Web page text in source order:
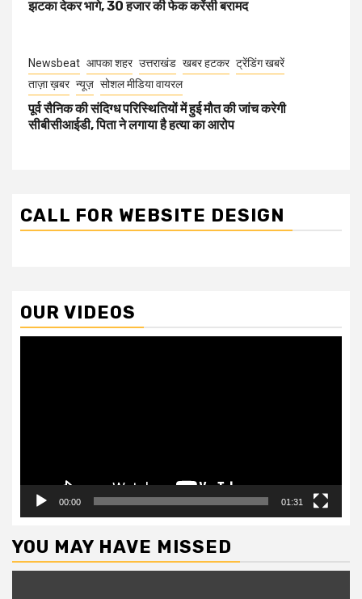
झटका देकर भागे, 30 हजार की फेक करेंसी बरामद
Newsbeat आपका शहर उत्तराखंड खबर हटकर ट्रेंडिंग खबरें
ताज़ा ख़बर न्यूज़ सोशल मीडिया वायरल
पूर्व सैनिक की संदिग्ध परिस्थितियों में हुई मौत की जांच करेगी
सीबीसीआईडी, पिता ने लगाया है हत्या का आरोप
CALL FOR WEBSITE DESIGN
OUR VIDEOS
00:00 01:31
YOU MAY HAVE MISSED